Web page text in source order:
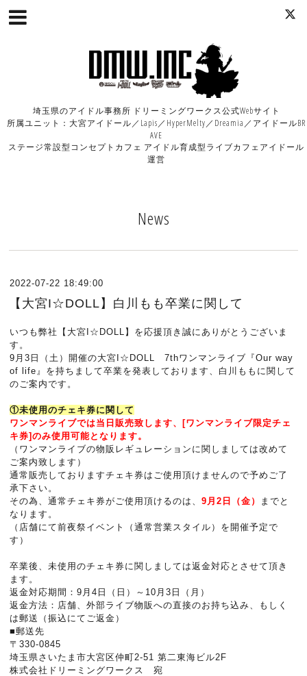
埼玉県のアイドル事務所 ドリーミングワークス公式Webサイト
所属ユニット：大宮アイドール／Lapis／HyperMelty／Dreamia／アイドールBR
AVE
ステージ常設型コンセプトカフェ アイドル育成型ライブカフェアイドール
運営
News
2022-07-22 18:49:00
【大宮I☆DOLL】白川もも卒業に関して
いつも弊社【大宮I☆DOLL】を応援頂き誠にありがとうございま
す。
9月3日（土）開催の大宮I☆DOLL 7thワンマンライブ『Our way
of life』を持ちまして卒業を発表しております、白川ももに関して
のご案内です。
①未使用のチェキ券に関して
ワンマンライブでは当日販売致します、[ワンマンライブ限定チェ
キ券]のみ使用可能となります。
（ワンマンライブの物販レギュレーションに関しましては改めて
ご案内致します）
通常販売しておりますチェキ券はご使用頂けませんので予めご了
承下さい。
その為、通常チェキ券がご使用頂けるのは、9月2日（金）
までと
なります。
（店舗にて前夜祭イベント（通常営業スタイル）を開催予定で
す）
卒業後、未使用のチェキ券に関しましては返金対応とさせて頂き
ます。
返金対応期間：9月4日（日）～10月3日（月）
返金方法：店舗、外部ライブ物販への直接のお持ち込み、もしく
は郵送（振込にてご返金）
■郵送先
〒330-0845
埼玉県さいたま市大宮区仲町2-51 第二東海ビル2F
株式会社ドリーミングワークス 宛